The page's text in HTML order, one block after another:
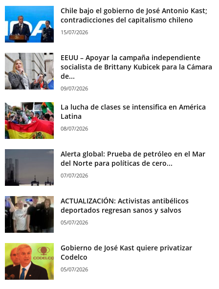
Chile bajo el gobierno de José Antonio Kast;
contradicciones del capitalismo chileno
15/07/2026
EEUU – Apoyar la campaña independiente
socialista de Brittany Kubicek para la Cámara
de...
09/07/2026
La lucha de clases se intensifica en América
Latina
08/07/2026
Alerta global: Prueba de petróleo en el Mar
del Norte para políticas de cero...
07/07/2026
ACTUALIZACIÓN: Activistas antibélicos
deportados regresan sanos y salvos
05/07/2026
Gobierno de José Kast quiere privatizar
Codelco
05/07/2026